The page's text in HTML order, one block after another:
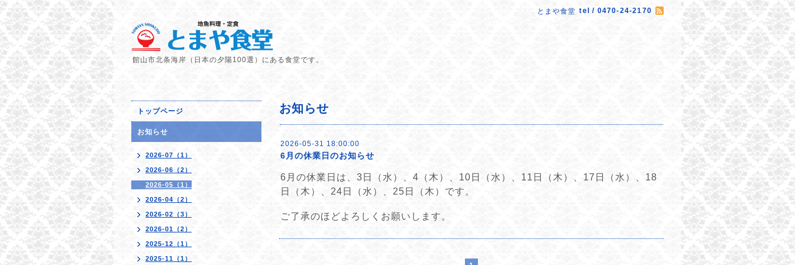
とまや食堂 tel / 0470-24-2170
館山市北条海岸（日本の夕陽100選）にある食堂です。
お知らせ
2026-05-31 18:00:00
6月の休業日のお知らせ
6月の休業日は、3日（水）、4（木）、10日（水）、11日（木）、17日（水）、18
日（木）、24日（水）、25日（木）です。
ご了承のほどよろしくお願いします。
トップページ
お知らせ
2026-07（1）
2026-06（2）
2026-05（1）
2026-04（2）
2026-02（3）
2026-01（2）
2025-12（1）
2025-11（1）